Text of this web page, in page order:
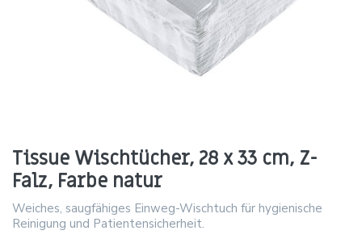
Tissue Wischtücher, 28 x 33 cm, Z-
Falz, Farbe natur
Weiches, saugfähiges Einweg-Wischtuch für hygienische
Reinigung und Patientensicherheit.